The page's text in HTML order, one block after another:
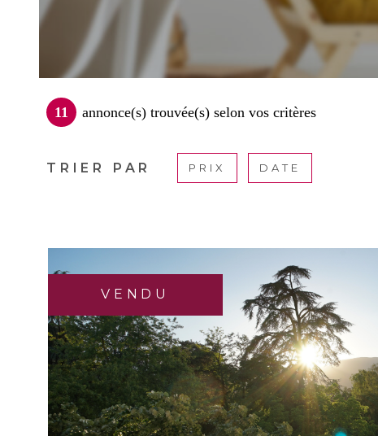
11 annonce(s) trouvée(s) selon vos critères
TRIER PAR PRIX DATE
VENDU
VOIR LE BIEN